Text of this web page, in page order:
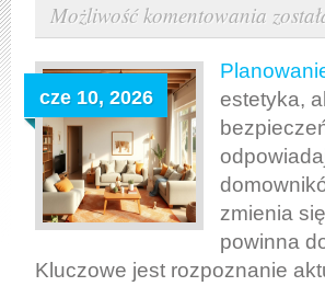
Możliwość komentowania
wnętrza
dla
rodziny:
i
elastyczną
przestrzeń
cze 10, 2026
estetyka,
zmienia
powinna
Kluczowe jest rozpoznanie